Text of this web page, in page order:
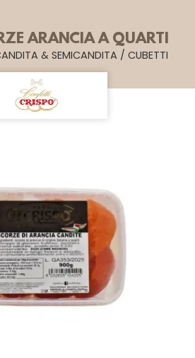
ARANCIA A QUARTI
& SEMICANDITA / CUBETTI